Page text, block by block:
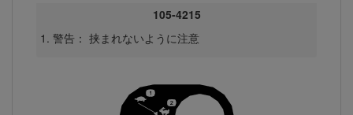
105-4215
警告： 挟まれないように注意